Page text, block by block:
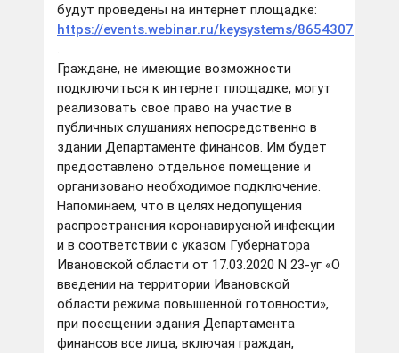
будут проведены на интернет площадке:
https://events.webinar.ru/keysystems/8654307
.
Граждане, не имеющие возможности
подключиться к интернет площадке, могут
реализовать свое право на участие в
публичных слушаниях непосредственно в
здании Департаменте финансов. Им будет
предоставлено отдельное помещение и
организовано необходимое подключение.
Напоминаем, что в целях недопущения
распространения коронавирусной инфекции
и в соответствии с указом Губернатора
Ивановской области от 17.03.2020 N 23-уг «О
введении на территории Ивановской
области режима повышенной готовности»,
при посещении здания Департамента
финансов все лица, включая граждан,